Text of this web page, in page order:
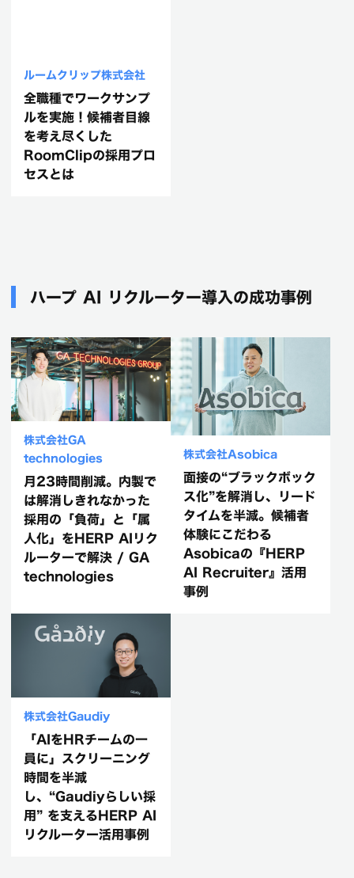
ルームクリップ株式会社
全職種でワークサンプ
ルを実施！候補者目線
を考え尽くした
RoomClipの採用プロ
セスとは
ハープ AI リクルーター導入の成功事例
株式会社GA
technologies
月23時間削減。内製で
は解消しきれなかった
採用の「負荷」と「属
人化」をHERP AIリク
ルーターで解決 / GA
technologies
株式会社Asobica
面接の“ブラックボック
ス化”を解消し、リード
タイムを半減。候補者
体験にこだわる
Asobicaの『HERP
AI Recruiter』活用
事例
株式会社Gaudiy
「AIをHRチームの一
員に」スクリーニング
時間を半減
し、“Gaudiyらしい採
用” を支えるHERP AI
リクルーター活用事例